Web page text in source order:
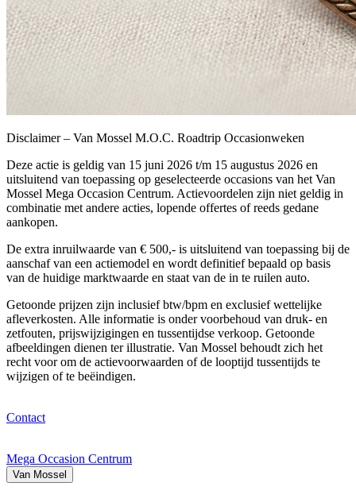
Disclaimer – Van Mossel M.O.C. Roadtrip Occasionweken
Deze actie is geldig van 15 juni 2026 t/m 15 augustus 2026 en
uitsluitend van toepassing op geselecteerde occasions van het Van
Mossel Mega Occasion Centrum. Actievoordelen zijn niet geldig in
combinatie met andere acties, lopende offertes of reeds gedane
aankopen.
De extra inruilwaarde van € 500,- is uitsluitend van toepassing bij de
aanschaf van een actiemodel en wordt definitief bepaald op basis
van de huidige marktwaarde en staat van de in te ruilen auto.
Getoonde prijzen zijn inclusief btw/bpm en exclusief wettelijke
afleverkosten. Alle informatie is onder voorbehoud van druk- en
zetfouten, prijswijzigingen en tussentijdse verkoop. Getoonde
afbeeldingen dienen ter illustratie. Van Mossel behoudt zich het
recht voor om de actievoorwaarden of de looptijd tussentijds te
wijzigen of te beëindigen.
Contact
Mega Occasion Centrum
Van Mossel